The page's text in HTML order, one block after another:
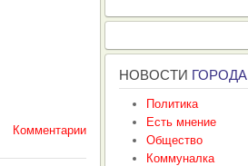
Комментарии
НОВОСТИ ГОРОДА
Политика
Есть мнение
Общество
Коммуналка